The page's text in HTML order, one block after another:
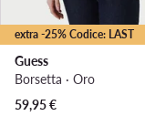
extra -25% Codice: LAST
Guess
Borsetta · Oro
59,95€